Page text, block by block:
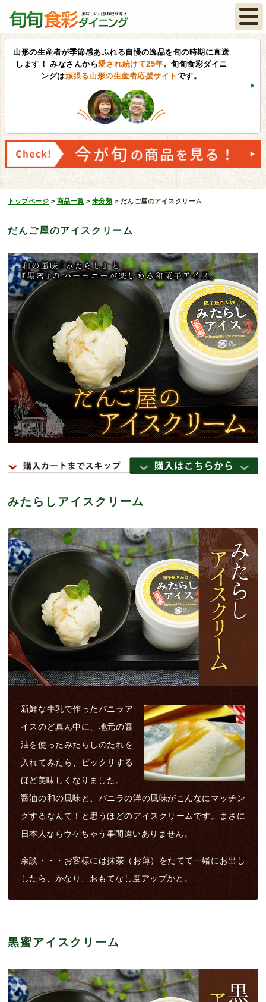
山形の生産者が季節感あふれる自慢の逸品を旬の時期に直送
します！ みなさんから愛され続けて25年。旬旬食彩ダイニ
ングは頑張る山形の生産者応援サイト です。
トップページ > 商品一覧 > 未分類 > だんご屋のアイスクリーム
だんご屋のアイスクリーム
みたらしアイスクリーム
新鮮な牛乳で作ったバニラア
イスのど真ん中に、地元の醤
油を使ったみたらしのたれを
入れてみたら、ビックリする
ほど美味しくなりました。
醤油の和の風味と、バニラの洋の風味がこんなにマッチン
グするなんて！と思うほどのアイスクリームです。まさに
日本人ならウケちゃう事間違いありません。
余談・・・お客様には抹茶（お薄）をたてて一緒にお出し
したら、かなり、おもてなし度アップかと。
黒蜜アイスクリーム